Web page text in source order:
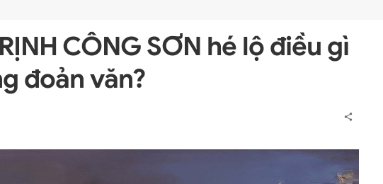
CÔNG SƠN hé lộ điều gì
đoản văn?